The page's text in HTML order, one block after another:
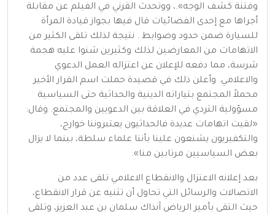
وفتنة كشف الوجه».، ووتحدث القرني في الفيلم عن مقابلة
أجراها مع إحدى الفضائيات قال فيها بجواز قيادة المرأة
للسيارة ضمن حدود وضوابط . نتيجة لذلك تلقى الكثير من
الاتهامات من المعارضين لذلك وكثيرين شنوا عليه هجمة
شرسة، مما دفعه للإعلان عن اعتزاله العمل الدعوي
والاعلامي. وأعلن ذلك في قصيدة حملت اسم القرار الأخير
محملاً المجتمع بتياراته الدينية والحداثية حتى السياسية
مسؤولية التردي في العلاقة بين الدعويين والمجتمع. وقال:
«لقيت اتهامات عديدة فالحداثيون يعتبروننا خوارج،
والتكفيريون يشنعون علينا بأننا علماء سلطة، بينما لا يزال
بعض السياسيين مرتابين منا».
بعد إعلانه الاعتزال والانقطاع الاعلامي تلقى عدد من
الاتصالات والرسائل التي تحاول أن تثنيه عن قرار الانقطاع،
حيث التقى بأمير الرياض آنذاك سلمان بن عبد العزيز، وتلقى